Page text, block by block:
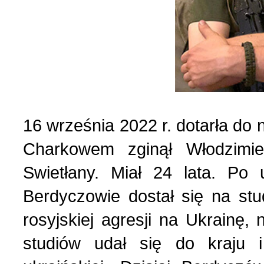
List do redakcji (7)
Literatura (2)
Losy Polaków
Losy rodzin polskich (3)
Mozaika na wsi (1)
Mozaika w PDF (47)
1 (156) 2024 r. (5)
4 (155) 2023 r. (1)
3 (154) 2023 r. (1)
2 (153) 2023 r. (1)
1 (152) 2023 r. (9)
4 (151) 2022 r. (2)
16 września 2022 r. dotarła
Charkowem zginął
Swietłany. Miał 24 lata.
Berdyczowie dostał się na
rosyjskiej agresji na Ukrainę,
studiów udał się do kraju